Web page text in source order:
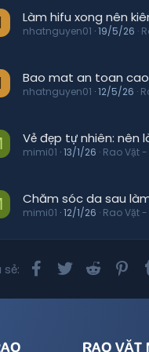
Làm hifu xong nên
nhatnguyen01 19/5/26
Bao mat an toan
nhatnguyen01 12/5/26
Vẻ đẹp tự nhiên: nên
mimi01 13/1/26 Rao Vặt
Chăm sóc da sau
mimi01 12/1/26 Rao Vặt
sẻ: Facebook
TwitterReddit
RAO VẶT